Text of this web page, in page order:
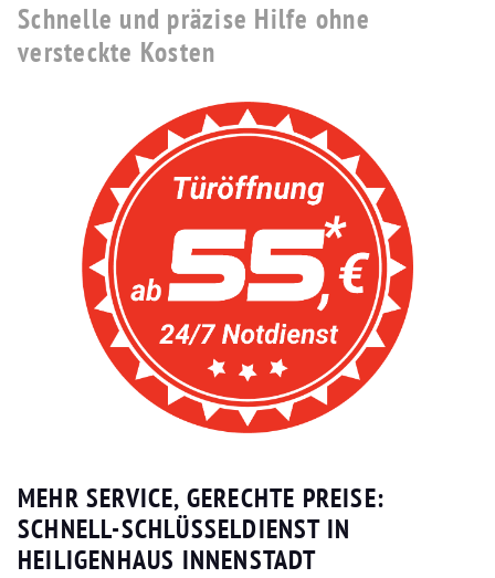
Schnelle und präzise Hilfe ohne
versteckte Kosten
MEHR SERVICE, GERECHTE PREISE:
SCHNELL-SCHLÜSSELDIENST IN
HEILIGENHAUS INNENSTADT